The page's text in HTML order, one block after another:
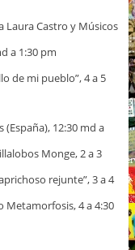
Laura Castro y Músicos
a 1:30 pm
de mi pueblo”, 4 a 5
(España), 12:30 md a
Monge, 2 a 3
rejunte”, 3 a 4
Metamorfosis, 4 a 4:30